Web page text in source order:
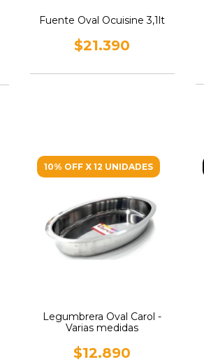
Fuente Oval Ocuisine 3,1lt
$21.390
10% OFF X 12 UNIDADES
Legumbrera Oval Carol -
Varias medidas
$12.890